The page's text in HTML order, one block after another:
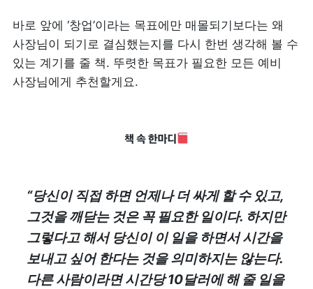
바로 앞에 ‘창업’이라는 목표에만 매몰되기보다는 왜
사장님이 되기로 결심했는지를 다시 한번 생각해 볼 수
있는 계기를 줄 책. 뚜렷한 목표가 필요한 모든 예비
사장님에게 추천할게요.
“당신이 직접 하면 언제나 더 싸게 할 수 있고,
그것을 깨닫는 것은 꼭 필요한 일이다. 하지만
그렇다고 해서 당신이 이 일을 하면서 시간을
보내고 싶어 한다는 것을 의미하지는 않는다.
다른 사람이라면 시간당 10달러에 해 줄 일을